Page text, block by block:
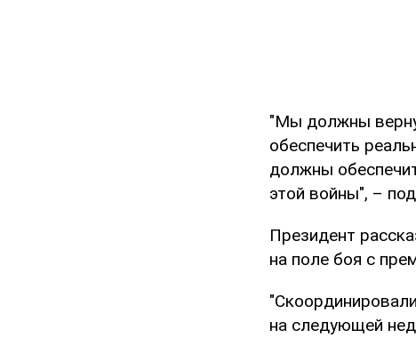
"Мы должны
обеспечить
должны
этой войны", –
Президент
на поле боя с
на следующей